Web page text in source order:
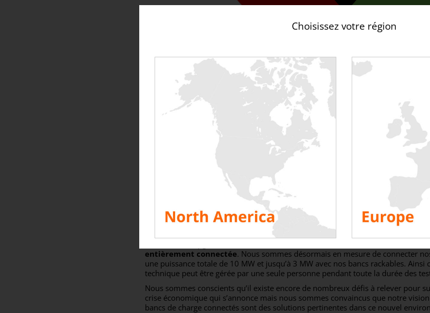
« Le monde a été confronté au cours des derniers mois à des défis sans
affecté massivement les sociétés et les économies mondiales vient mettre à
organisations et nous livre quelques enseignements pour l’avenir.
Il ne fait aucun doute que cette pandémie a mis tout le monde à l’épreuve, y
tant pendant la pandémie qu’après, révélant des souvent des faibles résiliences.
C’est dans ces moments-là que le
sens du partenariat
prend tout son sens.
ses principaux partenaires, a su dans cette période trouver des idées et des
inattendus pour renforcer sa résilience en temps de crise.
Dans le cadre de ce travail d’équipe, nous avons validé un
co-investissement
bancs de charge 600 kW
nouvelle génération avec H&N Energien,
Nous avons également effectué une mise en service pleinement réussie d’un
Royaume-Uni (4,5 MW) avec la modélisation 3D en temps réel des salles
partenaire EkkoSense.
L’un des autres défis auxquels nous sommes aujourd’hui confrontés est le
site par rapport aux restrictions de sécurité actuellement en vigueur. En réponse
entièrement connectée. Nous sommes désormais en mesure de connecter
une puissance totale de 10 MW et jusqu’à 3 MW avec nos bancs rackables.
technique peut être gérée par une seule personne pendant toute la durée des
Nous sommes conscients qu’il existe encore de nombreux défis à relever pour
crise économique qui s’annonce mais nous sommes convaincus que notre
bancs de charge connectés sont des solutions pertinentes dans ce nouvel
Choisissez votre région